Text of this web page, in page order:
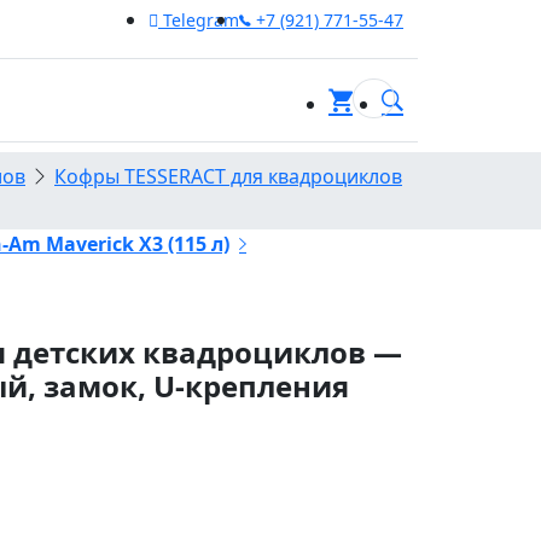
Telegram +7 (921) 771-55-47
Кофры TESSERACT для квадроциклов
Maverick X3 (115 л)
квадроциклов —
замок, U-крепления